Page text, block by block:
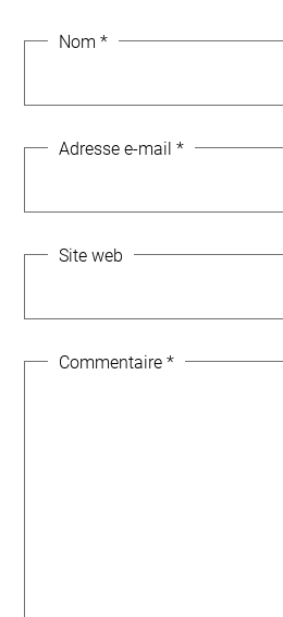
Nom *
Adresse e-mail *
Site web
Commentaire *